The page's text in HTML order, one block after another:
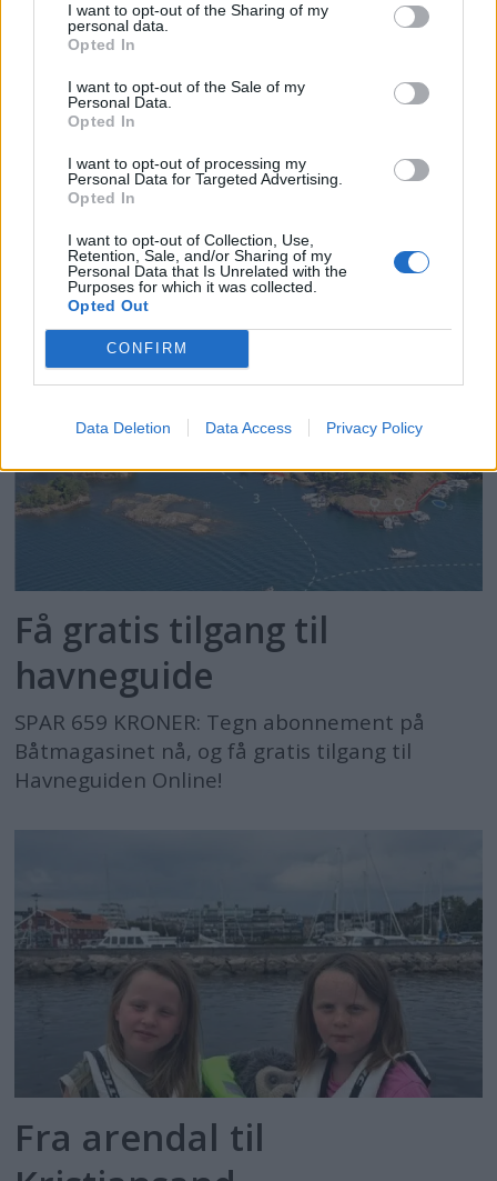
I want to opt-out of the Sharing of my
personal data.
Opted In
I want to opt-out of the Sale of my
Personal Data.
Opted In
I want to opt-out of processing my
Personal Data for Targeted Advertising.
Opted In
I want to opt-out of Collection, Use,
Retention, Sale, and/or Sharing of my
Personal Data that Is Unrelated with the
Purposes for which it was collected.
Opted Out
CONFIRM
Data Deletion Data Access Privacy Policy
PLUS
Flertall vil stramme inn
promille i båt
BÅTMAGASINET
Få gratis tilgang til
havneguide
SPAR 659 KRONER: Tegn abonnement på
Båtmagasinet nå, og få gratis tilgang til
Havneguiden Online!
Fra arendal til